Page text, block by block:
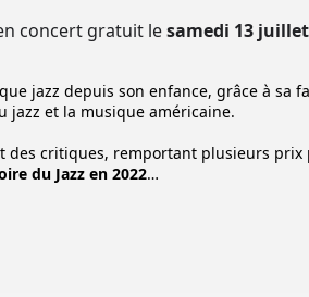
concert gratuit lesamedi 13 juillet
jazz depuis son enfance, grâce à sa
jazz et la musique américaine.
des critiques, remportant plusieurs
du Jazz en 2022…